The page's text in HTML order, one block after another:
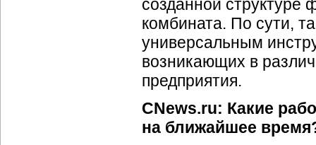
созданной структуре
комбината. По сути,
универсальным
возникающих в
предприятия.
CNews.ru: Какие
на ближайшее